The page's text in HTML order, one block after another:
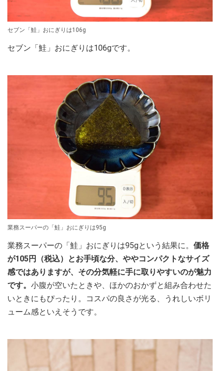
セブン「鮭」おにぎりは106g
セブン「鮭」おにぎりは106gです。
業務スーパーの「鮭」おにぎりは95g
業務スーパーの「鮭」おにぎりは95gという結果に。 価格
が105円（税込）とお手頃な分、ややコンパクトなサイズ
感ではありますが、その分気軽に手に取りやすいのが魅力
です。 小腹が空いたときや、ほかのおかずと組み合わせた
いときにもぴったり。コスパの良さが光る、うれしいボリ
ューム感といえそうです。